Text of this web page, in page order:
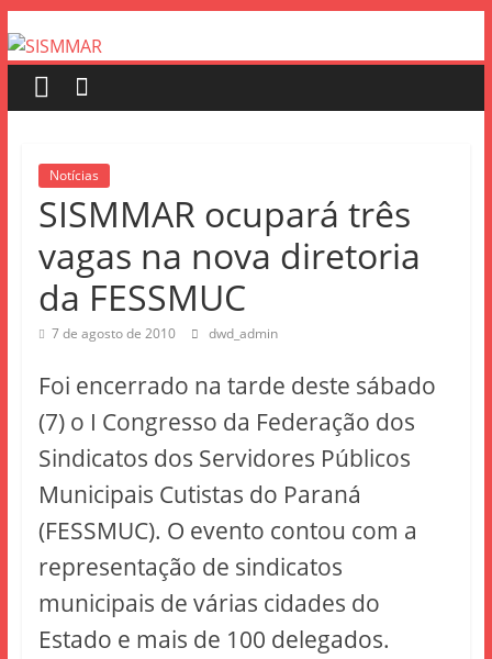
Notícias
SISMMAR ocupará três
vagas na nova diretoria
da FESSMUC
7 de agosto de 2010 dwd_admin
Foi encerrado na tarde deste sábado
(7) o I Congresso da Federação dos
Sindicatos dos Servidores Públicos
Municipais Cutistas do Paraná
(FESSMUC). O evento contou com a
representação de sindicatos
municipais de várias cidades do
Estado e mais de 100 delegados.